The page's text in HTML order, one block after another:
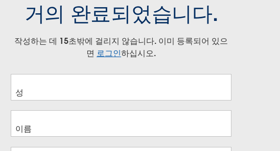
거의 완료되었습니다.
작성하는 데 15초밖에 걸리지 않습니다. 이미 등록되어 있으
면 로그인하십시오.